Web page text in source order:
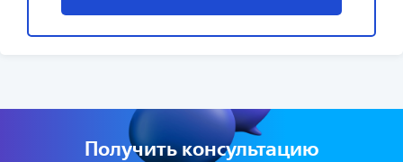
Получить консультацию